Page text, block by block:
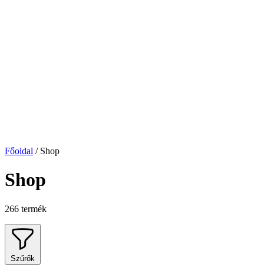
Főoldal / Shop
Shop
266 termék
Szűrők